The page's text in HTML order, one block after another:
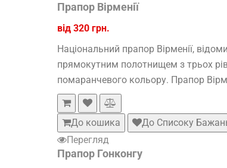
Прапор Вірменії
від 320 грн.
Національний прапор Вірменії,
прямокутним полотнищем з трьох
помаранчевого кольору. Прапор
До кошика До Списоку
Перегляд
Прапор Гонконгу